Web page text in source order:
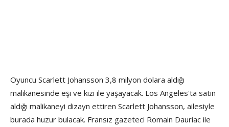
Oyuncu Scarlett Johansson 3,8 milyon dolara aldığı
malikanesinde eşi ve kızı ile yaşayacak. Los Angeles'ta satın
aldığı malikaneyi dizayn ettiren Scarlett Johansson, ailesiyle
burada huzur bulacak. Fransız gazeteci Romain Dauriac ile